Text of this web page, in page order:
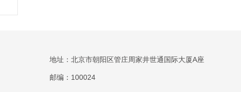
地址：北京市朝阳区管庄周家井世通国际大厦A座
邮编：100024